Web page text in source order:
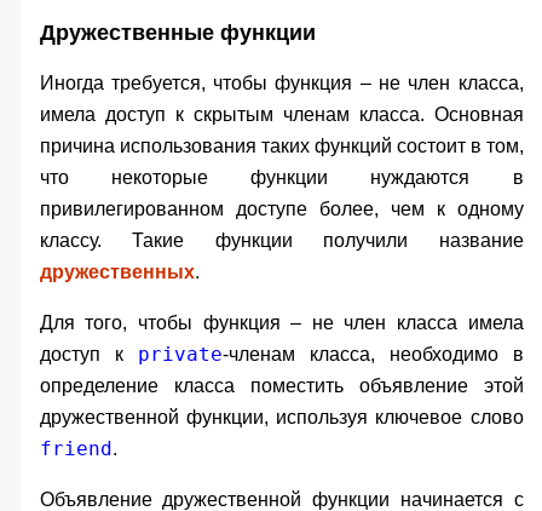
Дружественные функции
Иногда требуется, чтобы функция – не член класса,
имела доступ к скрытым членам класса. Основная
причина использования таких функций состоит в том,
что некоторые функции нуждаются в
привилегированном доступе более, чем к одному
классу. Такие функции получили название
дружественных.
Для того, чтобы функция – не член класса имела
доступ к private-членам класса, необходимо в
определение класса поместить объявление этой
дружественной функции, используя ключевое слово
friend.
Объявление дружественной функции начинается с